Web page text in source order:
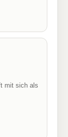
mit sich als